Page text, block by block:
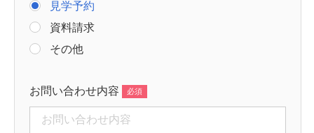
見学予約
資料請求
その他
お問い合わせ内容